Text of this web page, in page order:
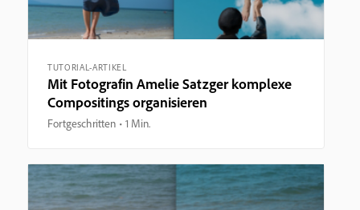
TUTORIAL-ARTIKEL
Mit Fotografin Amelie Satzger komplexe
Compositings organisieren
Fortgeschritten 1 Min.